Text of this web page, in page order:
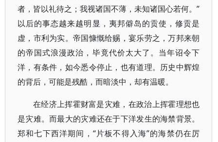
者，皆以礼待之；我视诸国不薄，未知诸国心若何。”
以后的事态越来越明显，夷邦僻岛的贡使，修贡是
虚，市利为实。帝国慷慨给赐，宴乐劳之，万邦来朝
的帝国式浪漫政治，毕竟代价太大了。当年诏令下
洋，有条件，如今悉令停止，也有道理。历史中辉煌
的背后，可能是残酷，而暗淡中，却有温暖。
在经济上挥霍财富是灾难，在政治上挥霍理想也
是灾难。而最大的灾难还在于下洋发生的海禁背景。
郑和七下西洋期间，“片板不得入海”的海禁仍在厉